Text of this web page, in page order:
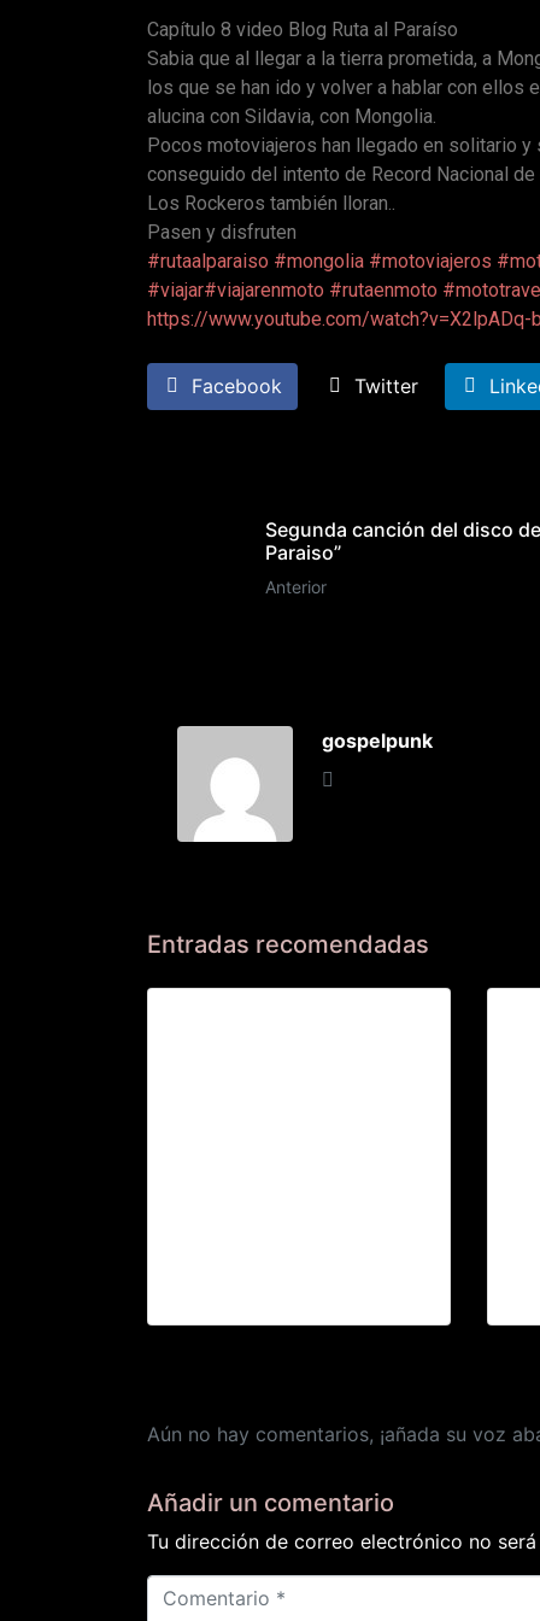
Capítulo 8 video Blog Ruta al Paraíso
Sabia que al llegar a la tierra prometida, a
los que se han ido y volver a hablar con ellos
alucina con Sildavia, con Mongolia.
Pocos motoviajeros han llegado en solitario
conseguido del intento de Record Nacional
Los Rockeros también lloran..
Pasen y disfruten
#rutaalparaiso #mongolia #motoviajeros
#viajar#viajarenmoto #rutaenmoto
https://www.youtube.com/watch?v=X2lpADq-
Facebook Twitter
Segunda canción del disco de
Paraiso”
Anterior
gospelpunk
Entradas recomendadas
Aún no hay comentarios, ¡añada su voz
Añadir un comentario
Tu dirección de correo electrónico no